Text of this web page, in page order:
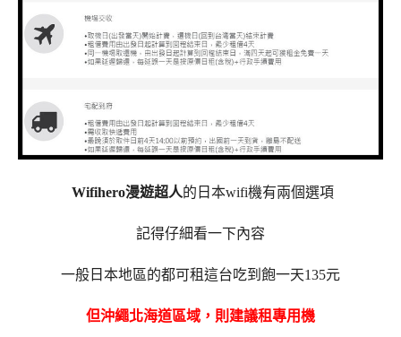
Wifihero漫遊超人的日本wifi機有兩個選項
記得仔細看一下內容
一般日本地區的都可租這台吃到飽一天135元
但沖繩北海道區域，則建議租專用機